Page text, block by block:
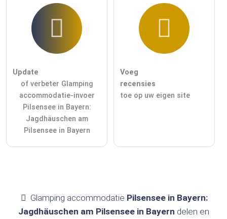
Update
of verbeter Glamping
accommodatie-invoer
Pilsensee in Bayern:
Jagdhäuschen am
Pilsensee in Bayern
Voeg
recensies
toe op uw eigen site
Glamping accommodatie Pilsensee in Bayern:
Jagdhäuschen am Pilsensee in Bayern delen en